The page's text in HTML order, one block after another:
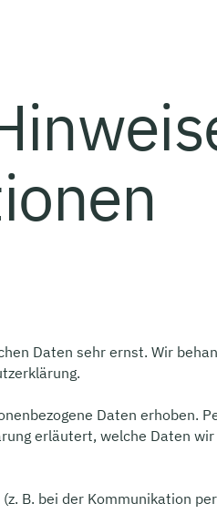
Daten sehr ernst. Wir
Daten erhoben.
erläutert, welche Daten
B. bei der Kommunikation